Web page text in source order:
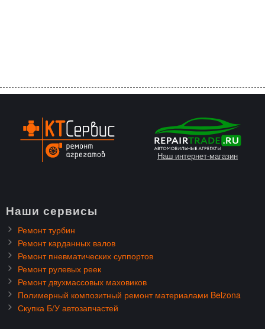
Наш интернет-магазин
Наши сервисы
Ремонт турбин
Ремонт карданных валов
Ремонт пневматических суппортов
Ремонт рулевых реек
Ремонт двухмассовых маховиков
Полимерный композитный ремонт материалами Belzona
Скупка Б/У автозапчастей